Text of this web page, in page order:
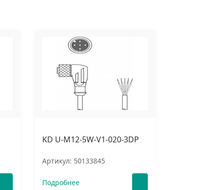
KD U-M12-5W-V1-020-3DP
Артикул: 50133845
Подробнее